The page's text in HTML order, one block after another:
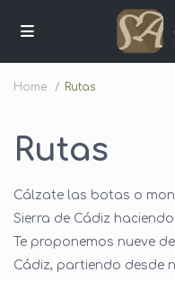
Home Rutas
Rutas
Cálzate las botas o
Sierra de Cádiz
Te proponemos nueve
Cádiz, partiendo desde